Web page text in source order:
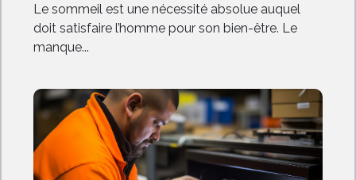
Le sommeil est une nécessité absolue auquel
doit satisfaire l’homme pour son bien-être. Le
manque...